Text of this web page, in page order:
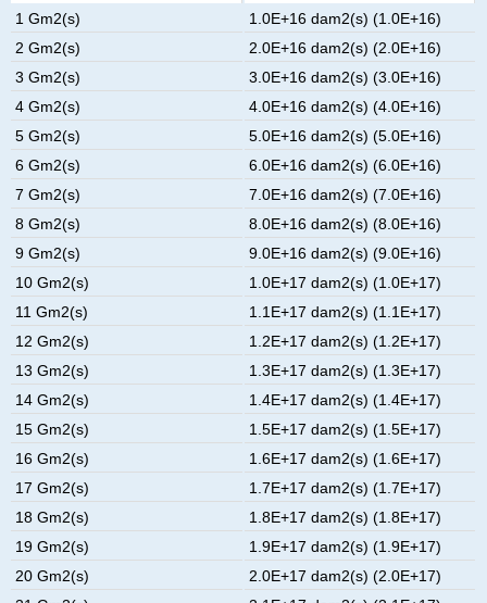
1 Gm2(s)
1.0E+16 dam2(s) (1.0E+16)
2 Gm2(s)
2.0E+16 dam2(s) (2.0E+16)
3 Gm2(s)
3.0E+16 dam2(s) (3.0E+16)
4 Gm2(s)
4.0E+16 dam2(s) (4.0E+16)
5 Gm2(s)
5.0E+16 dam2(s) (5.0E+16)
6 Gm2(s)
6.0E+16 dam2(s) (6.0E+16)
7 Gm2(s)
7.0E+16 dam2(s) (7.0E+16)
8 Gm2(s)
8.0E+16 dam2(s) (8.0E+16)
9 Gm2(s)
9.0E+16 dam2(s) (9.0E+16)
10 Gm2(s)
1.0E+17 dam2(s) (1.0E+17)
11 Gm2(s)
1.1E+17 dam2(s) (1.1E+17)
12 Gm2(s)
1.2E+17 dam2(s) (1.2E+17)
13 Gm2(s)
1.3E+17 dam2(s) (1.3E+17)
14 Gm2(s)
1.4E+17 dam2(s) (1.4E+17)
15 Gm2(s)
1.5E+17 dam2(s) (1.5E+17)
16 Gm2(s)
1.6E+17 dam2(s) (1.6E+17)
17 Gm2(s)
1.7E+17 dam2(s) (1.7E+17)
18 Gm2(s)
1.8E+17 dam2(s) (1.8E+17)
19 Gm2(s)
1.9E+17 dam2(s) (1.9E+17)
20 Gm2(s)
2.0E+17 dam2(s) (2.0E+17)